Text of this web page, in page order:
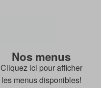
Nos menus
Cliquez ici pour afficher
les menus disponibles!